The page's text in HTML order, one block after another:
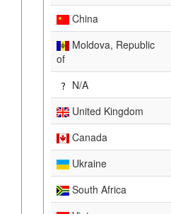
China
Moldova, Republic
of
N/A
United Kingdom
Canada
Ukraine
South Africa